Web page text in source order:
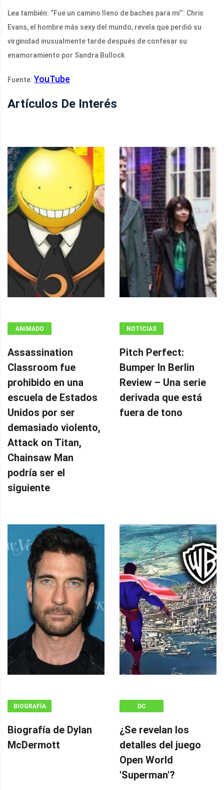
Lea también: “Fue un camino lleno de baches para mí”: Chris
Evans, el hombre más sexy del mundo, revela que perdió su
virginidad inusualmente tarde después de confesar su
enamoramiento por Sandra Bullock
Fuente: YouTube
Artículos De Interés
ANIMADO
Assassination
Classroom fue
prohibido en una
escuela de Estados
Unidos por ser
demasiado violento,
Attack on Titan,
Chainsaw Man
podría ser el
siguiente
NOTICIAS
Pitch Perfect:
Bumper In Berlin
Review – Una serie
derivada que está
fuera de tono
BIOGRAFÍA
Biografía de Dylan
McDermott
DC
¿Se revelan los
detalles del juego
Open World
'Superman'?